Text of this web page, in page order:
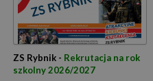
ZS Rybnik - Rekrutacja na rok
szkolny 2026/2027